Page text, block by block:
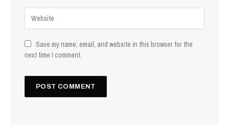
Save my name, email, and website in this browser for the
next time I comment.